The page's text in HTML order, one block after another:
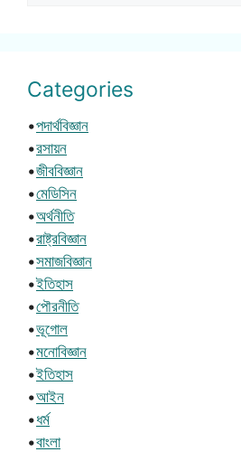
Categories
•পদার্থবিজ্ঞান
•রসায়ন
•জীববিজ্ঞান
•মেডিসিন
•অর্থনীতি
•রাষ্ট্রবিজ্ঞান
•সমাজবিজ্ঞান
•ইতিহাস
•পৌরনীতি
•ভূগোল
•মনোবিজ্ঞান
•ইতিহাস
•আইন
•ধর্ম
•বাংলা